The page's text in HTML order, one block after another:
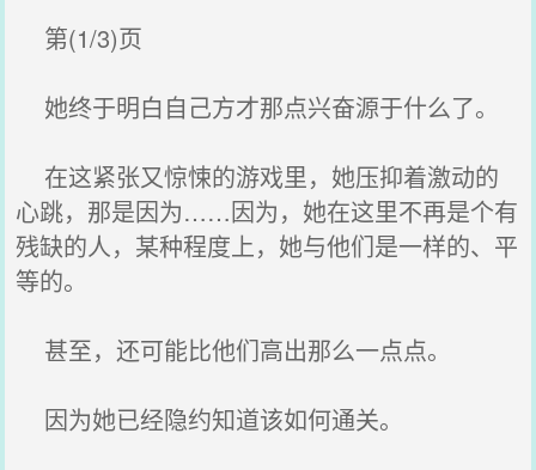
第(1/3)页
她终于明白自己方才那点兴奋源于什么了。
在这紧张又惊悚的游戏里，她压抑着激动的
心跳，那是因为……因为，她在这里不再是个有
残缺的人，某种程度上，她与他们是一样的、平
等的。
甚至，还可能比他们高出那么一点点。
因为她已经隐约知道该如何通关。